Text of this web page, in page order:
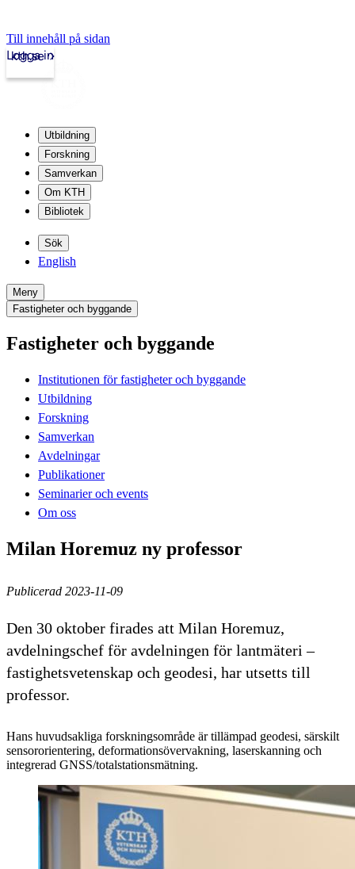
Till innehåll på sidan
kth.se
Logga in
Utbildning
Forskning
Samverkan
Om KTH
Bibliotek
Sök
English
Meny
Fastigheter och byggande
Fastigheter och byggande
Institutionen för fastigheter och byggande
Utbildning
Forskning
Samverkan
Avdelningar
Publikationer
Seminarier och events
Om oss
Milan Horemuz ny professor
Publicerad 2023-11-09
Den 30 oktober firades att Milan Horemuz,
avdelningschef för avdelningen för lantmäteri –
fastighetsvetenskap och geodesi, har utsetts till
professor.
Hans huvudsakliga forskningsområde är tillämpad geodesi, särskilt
sensororientering, deformationsövervakning, laserskanning och
integrerad GNSS/totalstationsmätning.